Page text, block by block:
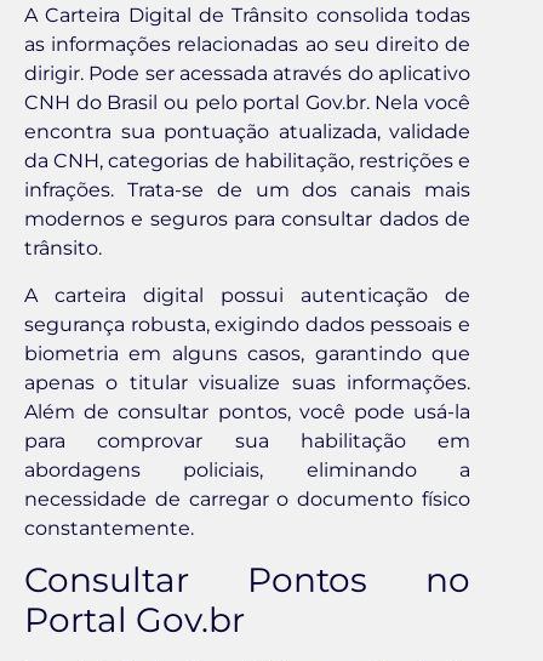
A Carteira Digital de Trânsito consolida todas
as informações relacionadas ao seu direito de
dirigir. Pode ser acessada através do aplicativo
CNH do Brasil ou pelo portal Gov.br. Nela você
encontra sua pontuação atualizada, validade
da CNH, categorias de habilitação, restrições e
infrações. Trata-se de um dos canais mais
modernos e seguros para consultar dados de
trânsito.
A carteira digital possui autenticação de
segurança robusta, exigindo dados pessoais e
biometria em alguns casos, garantindo que
apenas o titular visualize suas informações.
Além de consultar pontos, você pode usá-la
para comprovar sua habilitação em
abordagens policiais, eliminando a
necessidade de carregar o documento físico
constantemente.
Consultar Pontos no
Portal Gov.br